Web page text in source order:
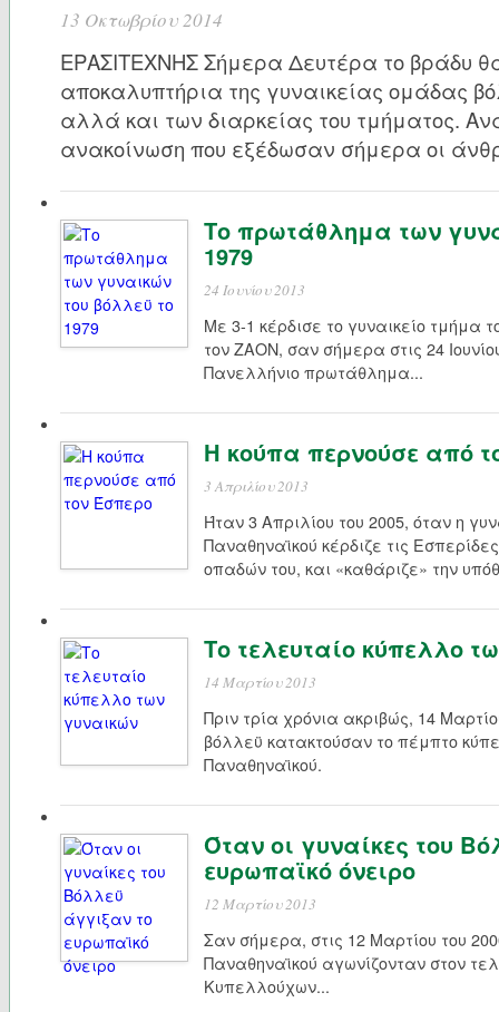
13 Οκτωβρίου 2014
ΕΡΑΣΙΤΕΧΝΗΣ Σήμερα Δευτέρα το βράδυ
αποκαλυπτήρια της γυναικείας ομάδας
αλλά και των διαρκείας του τμήματος.
ανακοίνωση που εξέδωσαν σήμερα οι
Το πρωτάθλημα των
1979
24 Ιουνίου 2013
Με 3-1 κέρδισε το γυναικείο τμήμα
τον ΖΑΟΝ, σαν σήμερα στις 24
Πανελλήνιο πρωτάθλημα...
Η κούπα περνούσε από
3 Απριλίου 2013
Ήταν 3 Απριλίου του 2005, όταν η
Παναθηναϊκού κέρδιζε τις
οπαδών του, και «καθάριζε» την
Το τελευταίο κύπελλο
14 Μαρτίου 2013
Πριν τρία χρόνια ακριβώς, 14
βόλλεϋ κατακτούσαν το πέμπτο
Παναθηναϊκού.
Όταν οι γυναίκες του
ευρωπαϊκό όνειρο
12 Μαρτίου 2013
Σαν σήμερα, στις 12 Μαρτίου του
Παναθηναϊκού αγωνίζονταν στον
Κυπελλούχων...